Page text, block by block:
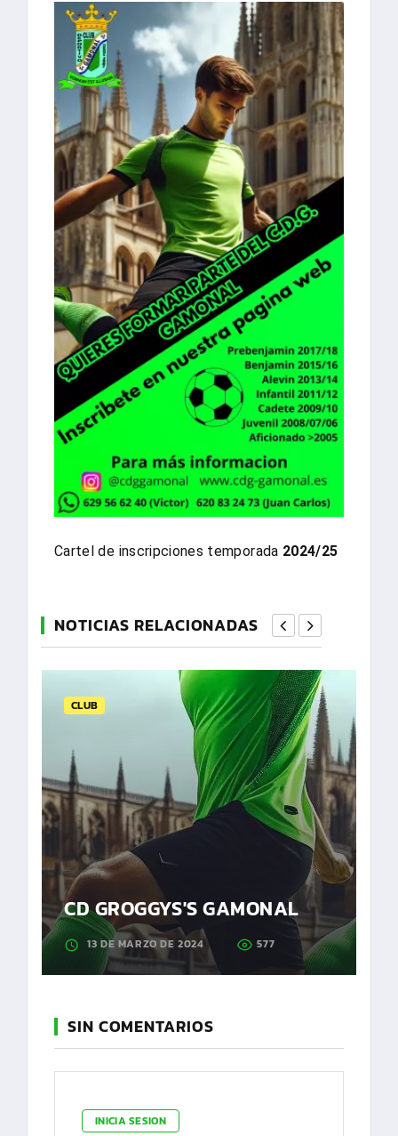
Cartel de inscripciones temporada 2024/25
NOTICIAS RELACIONADAS
CLUB
CD GROGGYS'S GAMONAL
13 DE MARZO DE 2024 577
SIN COMENTARIOS
INICIA SESION